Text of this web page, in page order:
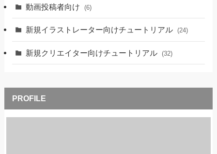
動画投稿者向け (6)
新規イラストレーター向けチュートリアル (24)
新規クリエイター向けチュートリアル (32)